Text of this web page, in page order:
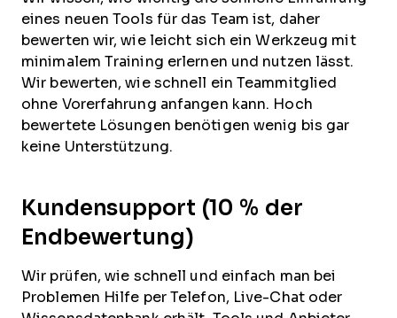
eines neuen Tools für das Team ist, daher
bewerten wir, wie leicht sich ein Werkzeug mit
minimalem Training erlernen und nutzen lässt.
Wir bewerten, wie schnell ein Teammitglied
ohne Vorerfahrung anfangen kann. Hoch
bewertete Lösungen benötigen wenig bis gar
keine Unterstützung.
Kundensupport (10 % der
Endbewertung)
Wir prüfen, wie schnell und einfach man bei
Problemen Hilfe per Telefon, Live-Chat oder